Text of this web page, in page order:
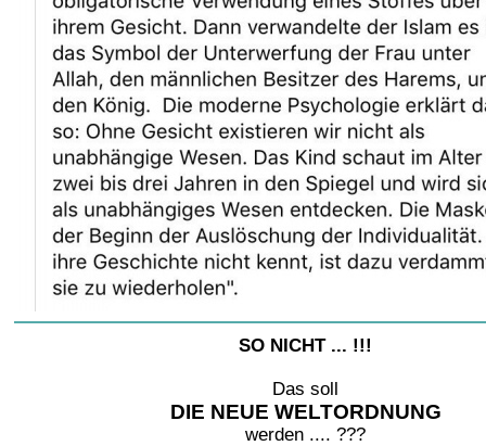
SO NICHT ... !!!
Das soll
DIE NEUE WELTORDNUNG
werden .... ???